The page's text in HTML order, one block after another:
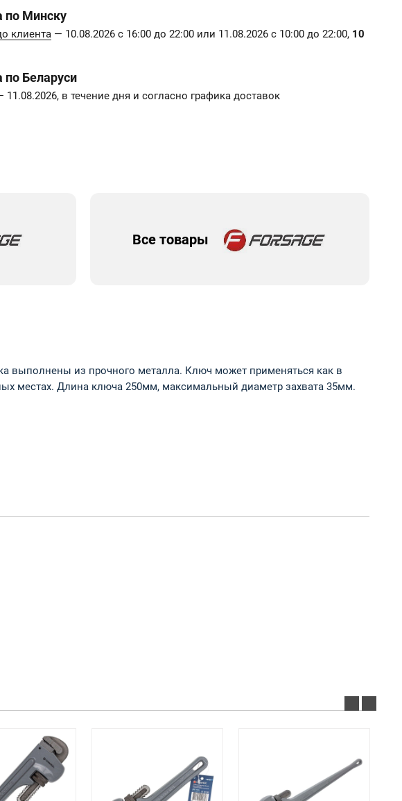
по Минску
клиента — 10.08.2026 с 16:00 до 22:00 или 11.08.2026 с 10:00 до 22:00, 10
по Беларуси
11.08.2026, в течение дня и согласно графика доставок
Все товары
выполнены из прочного металла. Ключ может применяться как в
местах. Длина ключа 250мм, максимальный диаметр захвата 35мм.